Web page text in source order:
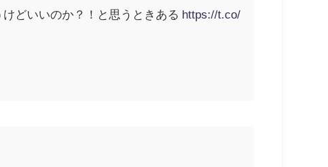
どいいのか？！と思うときある https://t.co/